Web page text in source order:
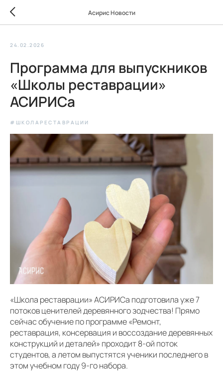
Асирис Новости
24.02.2026
Программа для выпускников
«Школы реставрации»
АСИРИСа
#ШКОЛАРЕСТАВРАЦИИ
«Школа реставрации» АСИРИСа подготовила уже 7
потоков ценителей деревянного зодчества! Прямо
сейчас обучение по программе «Ремонт,
реставрация, консервация и воссоздание деревянных
конструкций и деталей» проходит 8-ой поток
студентов, а летом выпустятся ученики последнего в
этом учебном году 9-го набора.